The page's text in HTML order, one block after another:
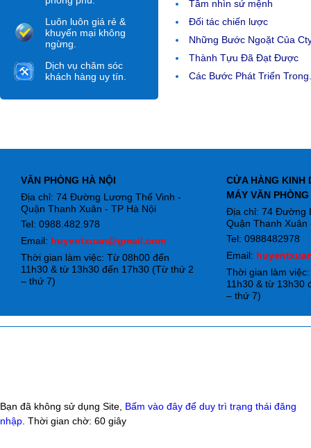
Luôn luôn giá rẻ &
khuyến mại không
ngừng.
Dịch vụ chăm sóc
khách hàng uy tín.
Tầm nhìn sứ mệnh
Đối tác chiến lược
Những Bước Ngoặt Của
Thành Tựu Đã Đạt Được
Các Bước Phát Triển
VĂN PHÒNG HÀ NỘI
Địa chỉ: 74 Đường Lương Thế Vinh -
Quận Thanh Xuân - TP Hà Nội
Tel: 0988.482.978
Email: huyentxuan@gmail.com
Thời gian làm việc: Từ 08h00 đến
11h30 & từ 13h30 đến 17h30 (Từ thứ 2
– thứ 7)
CỬA HÀNG KINH
MÁY VĂN PHÒNG
Địa chỉ: 74 Đường
Quận Thanh Xuân
Tel: 0988482978
Email:
Thời gian làm
11h30 & từ 13h30
– thứ 7)
Bạn đã không sử dụng Site, Bấm vào đây để duy trì trạng thái đăng
nhập . Thời gian chờ: 60 giây